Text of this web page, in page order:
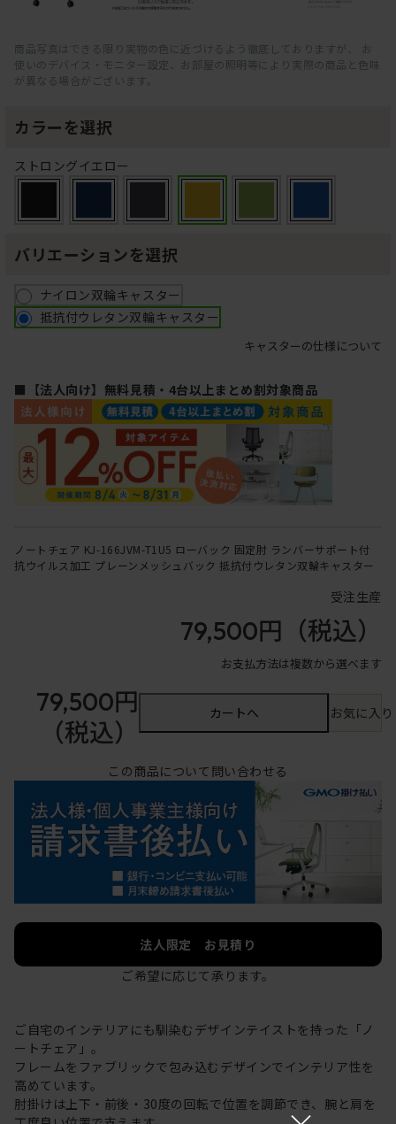
商品写真はできる限り実物の色に近づけるよう徹底しておりますが、 お
使いのデバイス・モニター設定、お部屋の照明等により実際の商品と色味
が異なる場合がございます。
カラーを選択
ストロングイエロー
バリエーションを選択
ナイロン双輪キャスター
抵抗付ウレタン双輪キャスター
キャスターの仕様について
■【法人向け】無料見積・4台以上まとめ割対象商品
ノートチェア KJ-166JVM-T1U5 ローバック 固定肘 ランバーサポート付
抗ウイルス加工 プレーンメッシュバック 抵抗付ウレタン双輪キャスター
受注生産
79,500円 （税込）
お支払方法は複数から選べます
79,500円
（税込）
カートへ お気に入
この商品について問い合わせる
法人限定 お見積り
ご希望に応じて承ります。
ご自宅のインテリアにも馴染むデザインテイストを持った「ノ
ートチェア」。
フレームをファブリックで包み込むデザインでインテリア性を
高めています。
肘掛けは上下・前後・30度の回転で位置を調節でき、腕と肩を